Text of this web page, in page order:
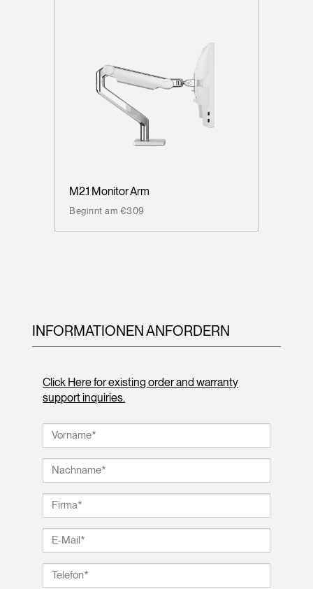
M2.1 Monitor Arm
Beginnt am €309
INFORMATIONEN ANFORDERN
Click Here for existing order and warranty
support inquiries.